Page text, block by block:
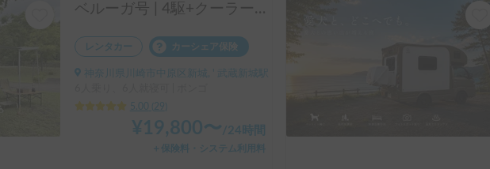
ベルーガ号 | 4駆+クーラー+リチウムイオンバッテリー+ソーラーパネル/レンタル事業者 自損事故の車両保険ついてます
レンタカー カーシェア保険
神奈川県川崎市中原区新城, ' 武蔵新城駅
5.00 29
¥ 19,800〜/24時間
＋保険料・システム利用料